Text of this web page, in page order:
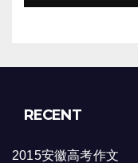
RECENT
2015安徽高考作文